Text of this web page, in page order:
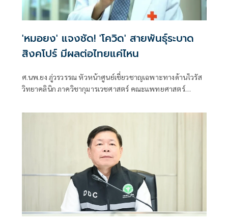
'หมอยง' แจงชัด! 'โควิด' สายพันธุ์ระบาด
สิงคโปร์ มีผลต่อไทยแค่ไหน
ศ.นพ.ยง ภู่วรวรรณ หัวหน้าศูนย์เชี่ยวชาญเฉพาะทางด้านไวรัส
วิทยาคลินิก ภาควิชากุมารเวชศาสตร์ คณะแพทยศาสตร์